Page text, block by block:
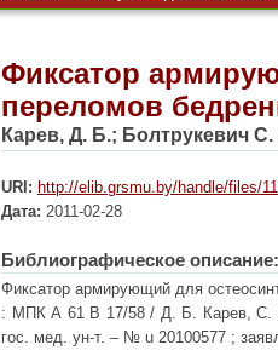
кости
Фиксатор
переломов
Карев, Д. Б.; Болтрукевич С.
URI: http://elib.grsmu.by/handle/files/
Дата: 2011-02-28
Библиографическое описание:
Фиксатор армирующий для
: МПК А 61 В 17/58 / Д. Б. Карев, С.
гос. мед. ун-т. – № u 20100577 ;